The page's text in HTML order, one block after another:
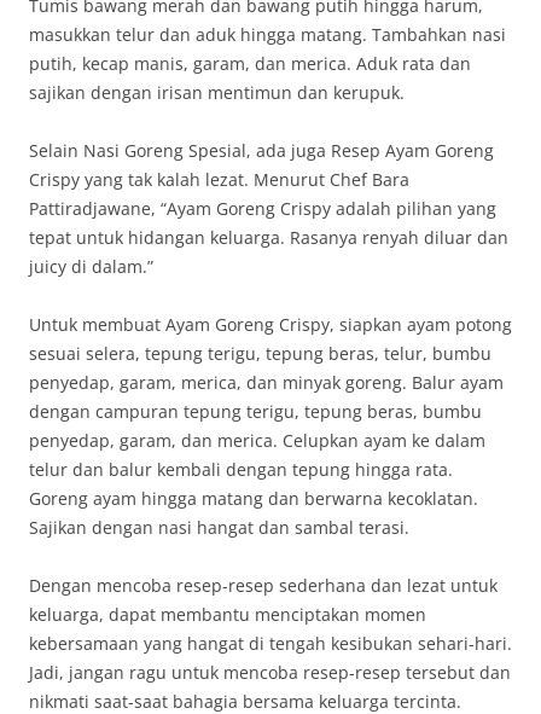
Tumis bawang merah dan bawang putih hingga harum,
masukkan telur dan aduk hingga matang. Tambahkan nasi
putih, kecap manis, garam, dan merica. Aduk rata dan
sajikan dengan irisan mentimun dan kerupuk.
Selain Nasi Goreng Spesial, ada juga Resep Ayam Goreng
Crispy yang tak kalah lezat. Menurut Chef Bara
Pattiradjawane, “Ayam Goreng Crispy adalah pilihan yang
tepat untuk hidangan keluarga. Rasanya renyah diluar dan
juicy di dalam.”
Untuk membuat Ayam Goreng Crispy, siapkan ayam potong
sesuai selera, tepung terigu, tepung beras, telur, bumbu
penyedap, garam, merica, dan minyak goreng. Balur ayam
dengan campuran tepung terigu, tepung beras, bumbu
penyedap, garam, dan merica. Celupkan ayam ke dalam
telur dan balur kembali dengan tepung hingga rata.
Goreng ayam hingga matang dan berwarna kecoklatan.
Sajikan dengan nasi hangat dan sambal terasi.
Dengan mencoba resep-resep sederhana dan lezat untuk
keluarga, dapat membantu menciptakan momen
kebersamaan yang hangat di tengah kesibukan sehari-hari.
Jadi, jangan ragu untuk mencoba resep-resep tersebut dan
nikmati saat-saat bahagia bersama keluarga tercinta.